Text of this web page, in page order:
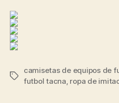
Etiquetas
camisetas de equipos de
futbol tacna, ropa de